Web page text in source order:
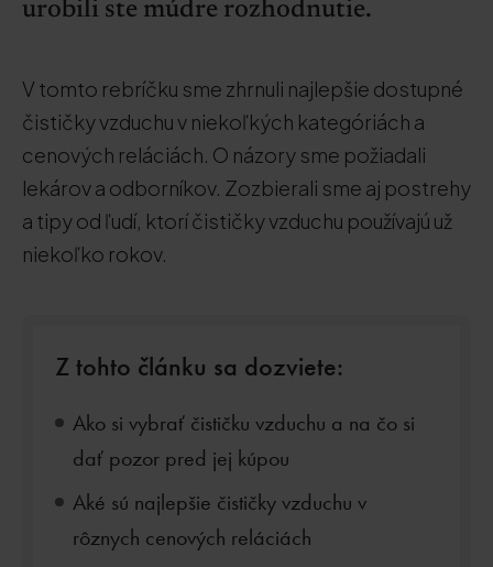
urobili ste múdre rozhodnutie.
V tomto rebríčku sme zhrnuli najlepšie dostupné
čističky vzduchu v niekoľkých kategóriách a
cenových reláciách. O názory sme požiadali
lekárov a odborníkov. Zozbierali sme aj postrehy
a tipy od ľudí, ktorí čističky vzduchu používajú už
niekoľko rokov.
Z tohto článku sa dozviete:
Ako si vybrať čističku vzduchu a na čo si
dať pozor pred jej kúpou
Aké sú najlepšie čističky vzduchu v
rôznych cenových reláciách